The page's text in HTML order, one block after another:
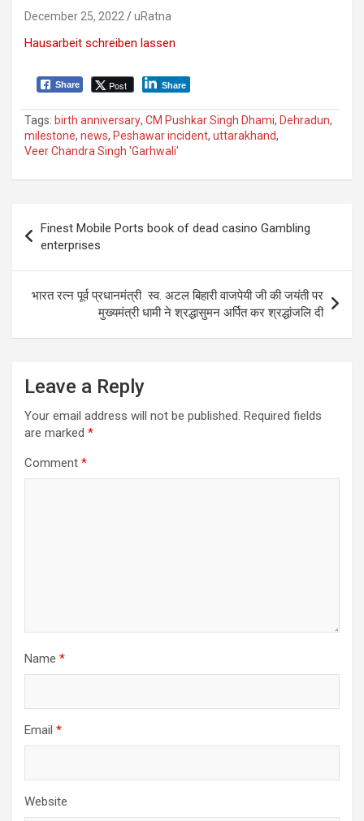
December 25, 2022 uRatna
Hausarbeit schreiben lassen
Share Post Share
Tags: birth anniversary, CM Pushkar Singh Dhami, Dehradun,
milestone, news, Peshawar incident, uttarakhand,
Veer Chandra Singh 'Garhwali'
s
a
Finest Mobile Ports book of dead casino Gambling
enterprises
भारत रत्न पूर्व प्रधानमंत्री स्व. अटल बिहारी वाजपेयी जी की जयंती पर
मुख्यमंत्री धामी ने श्रद्धासुमन अर्पित कर श्रद्धांजलि दी
Leave a Reply
Your email address will not be published. Required fields
are marked *
Comment *
Name *
Email *
Website